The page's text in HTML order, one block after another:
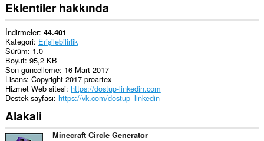
Eklentiler hakkında
İndirmeler 44.401
Kategori Erişilebilirlik
Sürüm 1.0
Boyut 95,2 KB
Son güncelleme 16 Mart 2017
Lisans Copyright 2017 proartex
Hizmet Web sitesi https://dostup-linkedin.com
Destek sayfası https://vk.com/dostup_linkedin
Alakali
Minecraft Circle Generator